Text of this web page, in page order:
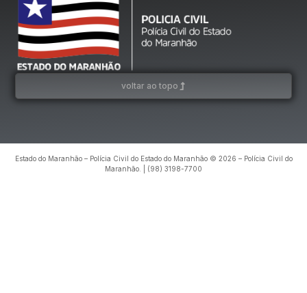
voltar ao topo
Estado do Maranhão – Polícia Civil do Estado do Maranhão © 2026 – Polícia Civil do
Maranhão. | (98) 3198-7700